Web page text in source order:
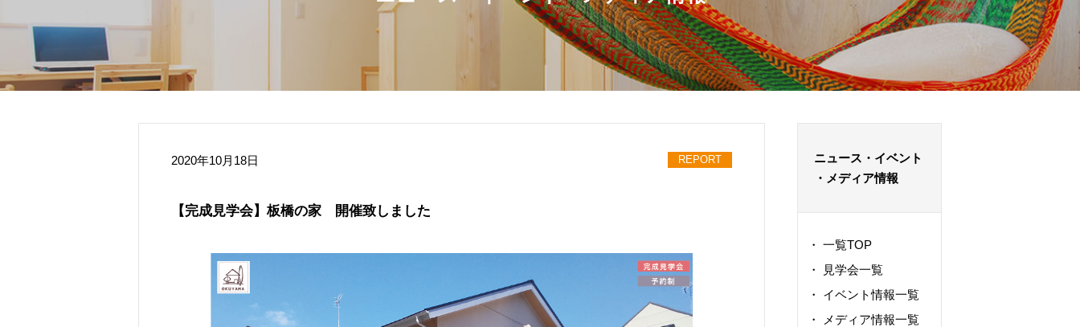
2020年10月18日 REPORT
【完成見学会】板橋の家 開催致しました
ニュース・イベント
・メディア情報
・ 一覧TOP
・
見学会一覧
・ イベント情報一覧
・
メディア情報一覧